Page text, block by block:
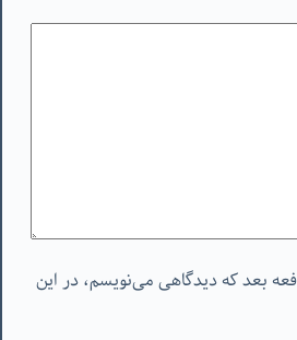
بعد که دیدگاهی می‌نویسم، در این